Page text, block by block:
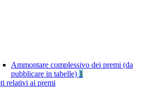
Ammontare complessivo dei premi (da
pubblicare in tabelle) 1
relativi ai premi